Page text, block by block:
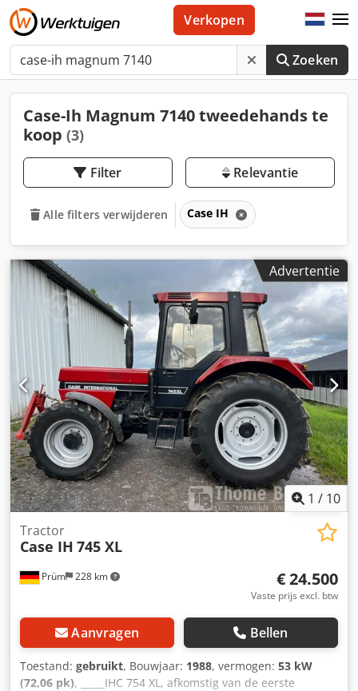
Zoeken
Verkopen
Case-Ih Magnum 7140 tweedehands te
koop (3)
Filter Relevantie
Alle filters verwijderen Case IH
Advertentie
1 / 10
Prüm 228 km
Tractor
Case IH 745 XL
€ 24.500
Vaste prijs excl. btw
Aanvragen Bellen
Toestand: gebruikt, Bouwjaar: 1988, vermogen: 53 kW
(72,06 pk), _____IHC 754 XL, afkomstig van de eerste